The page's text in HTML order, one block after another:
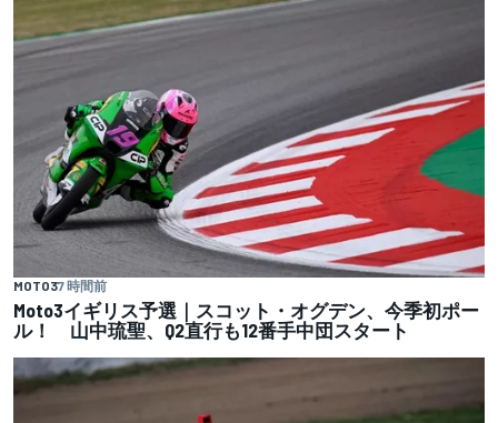
MOTO37 時間前
Moto3イギリス予選｜スコット・オグデン、今季初ポー
ル！ 山中琉聖、Q2直行も12番手中団スタート